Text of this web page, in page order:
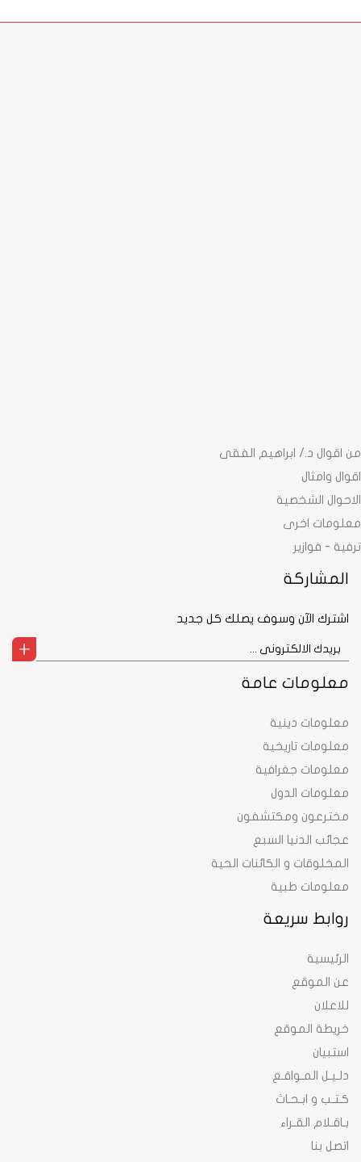
روابط سريعة
الرئيسية
عن الموقع
للاعلان
خريطة الموقع
استبيان
دلـيـل المـواقـع
كـتـب و ابـحـاث
بـاقـلام القـراء
اتصل بنا
معلومات عامة
معلومات دينية
معلومات تاريخية
معلومات جغرافية
معلومات الدول
مخترعون ومكتشفون
عجائب الدنيا السبع
المخلوقات و الكائنات الحية
معلومات طبية
من اقوال د./ ابراهيم الفقى
اقوال وامثال
الاحوال الشخصية
معلومات اخرى
ترفية - فوازير
المشاركة
اشترك الآن وسوف يصلك كل جديد